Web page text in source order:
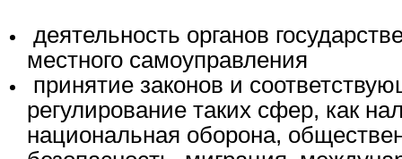
деятельность органов
местного самоуправления
принятие законов и
регулирование таких сфер, как
национальная оборона,